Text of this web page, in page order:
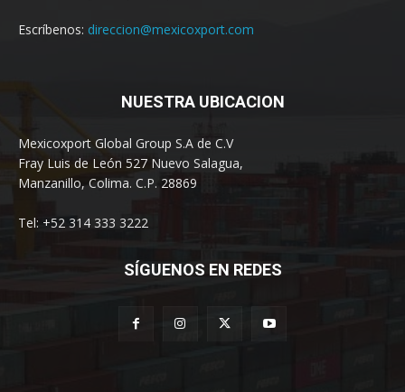
Escríbenos: direccion@mexicoxport.com
NUESTRA UBICACION
Mexicoxport Global Group S.A de C.V
Fray Luis de León 527 Nuevo Salagua,
Manzanillo, Colima. C.P. 28869
Tel: +52 314 333 3222
SÍGUENOS EN REDES